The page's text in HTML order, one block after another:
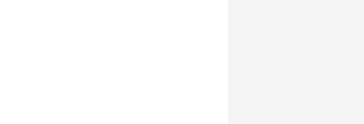
ve sitemizde ilgili